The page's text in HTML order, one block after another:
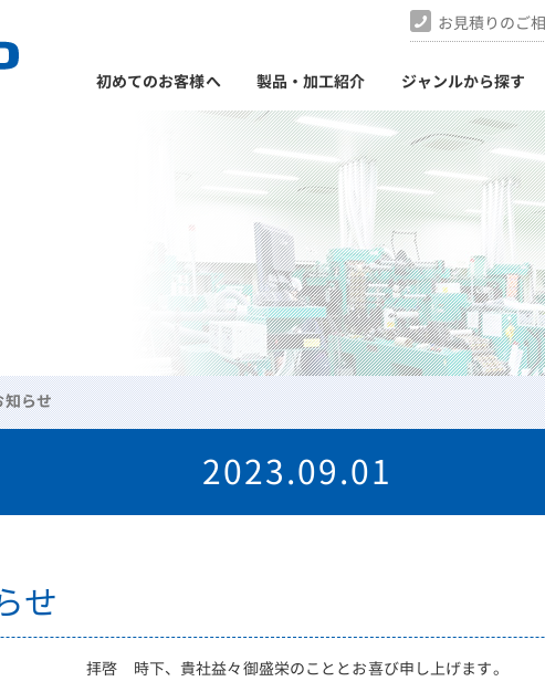
お見積りのご
初めてのお客様へ 製品・加工紹介 ジャンルから探す
知らせ
2023.09.01
せ
拝啓 時下、貴社益々御盛栄のこととお喜び申し上げます。